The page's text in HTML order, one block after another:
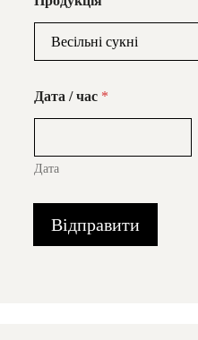
Дата / час *
Дата
Відправити